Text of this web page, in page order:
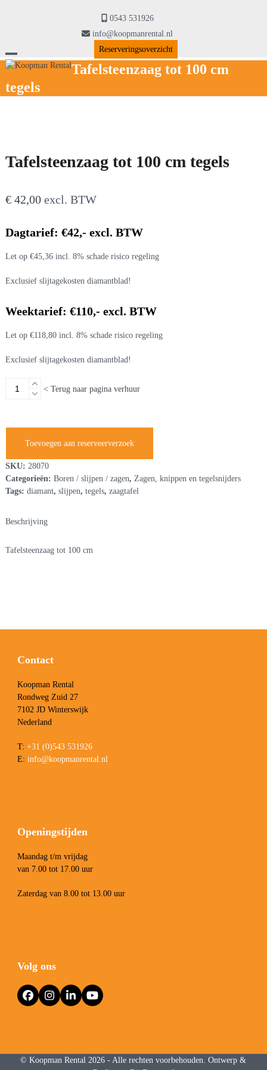
0543 531926
info@koopmanrental.nl
Reserveringsoverzicht
Open
mobile
Close
mobile
Tafelsteenzaag tot 100 cm
tegels
Tafelsteenzaag tot 100 cm tegels
€42,00excl. BTW
Dagtarief: €42,- excl. BTW
Let op €45,36 incl. 8% schade risico regeling
Exclusief slijtagekosten diamantblad!
Weektarief: €110,- excl. BTW
Let op €118,80 incl. 8% schade risico regeling
Exclusief slijtagekosten diamantblad!
Tafelsteenzaag
< Terug naar pagina verhuur
Toevoegen aan reserveerverzoek
SKU: 28070
Categorieën: Boren / slijpen / zagen, Zagen, knippen en tegelsnijders
Tags: diamant, slijpen, tegels, zaagtafel
Beschrijving
Tafelsteenzaag tot 100 cm
Contact
Koopman Rental
Rondweg Zuid 27
7102 JD Winterswijk
Nederland
T: +31 (0)543 531926
E: info@koopmanrental.nl
Openingstijden
Maandag t/m vrijdag
van 7.00 tot 17.00 uur
Zaterdag van 8.00 tot 13.00 uur
Volg ons
FacebookInstagram
LinkedInYouTube
©Koopman Rental2026 - Alle rechten voorbehouden. Ontwerp &